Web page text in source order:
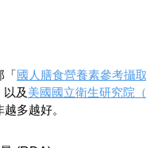
國人膳食營養素參考攝
以及 美國國立衛生研究院（
多越好。